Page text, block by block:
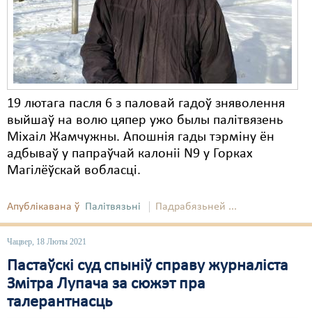
19 лютага пасля 6 з паловай гадоў зняволення
выйшаў на волю цяпер ужо былы палітвязень
Міхаіл Жамчужны. Апошнія гады тэрміну ён
адбываў у папраўчай калоніі N9 у Горках
Магілёўскай вобласці.
Апублікавана ў Палітвязьні Падрабязьней ...
Чацвер, 18 Люты 2021
Пастаўскі суд спыніў справу журналіста
Змітра Лупача за сюжэт пра
талерантнасць
Культурныя правы
ЛПП
Мігранты
Мірныя сходы
Палітвязьні
Праваабаронцы
Правы дзіцяці
Пэнітэнцыярная сыстэма
Рознае
Свабода слова